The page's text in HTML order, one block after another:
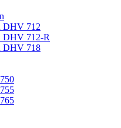
DHV 712
DHV 712-R
DHV 718